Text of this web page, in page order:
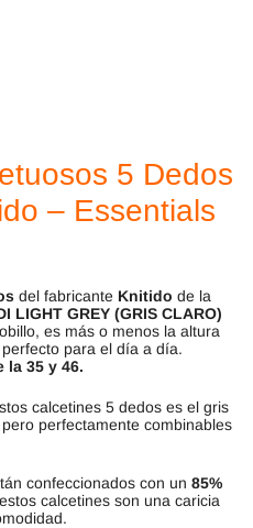
5 Dedos
– Essentials
del fabricante Knitido de la
LIGHT GREY (GRIS CLARO)
es más o menos la altura
para el día a día.
la 35 y 46.
calcetines 5 dedos es el gris
perfectamente combinables
confeccionados con un 85%
calcetines son una caricia